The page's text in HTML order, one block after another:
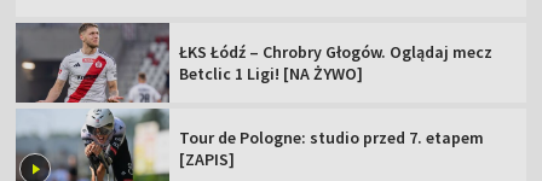
ŁKS Łódź – Chrobry Głogów. Oglądaj mecz
Betclic 1 Ligi! [NA ŻYWO]
Tour de Pologne: studio przed 7. etapem
[ZAPIS]